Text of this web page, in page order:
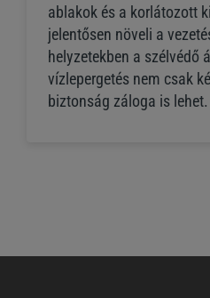
ablakok és a korlátozott
jelentősen növeli a
helyzetekben a szélvédő
vízlepergetés nem csak
biztonság záloga is